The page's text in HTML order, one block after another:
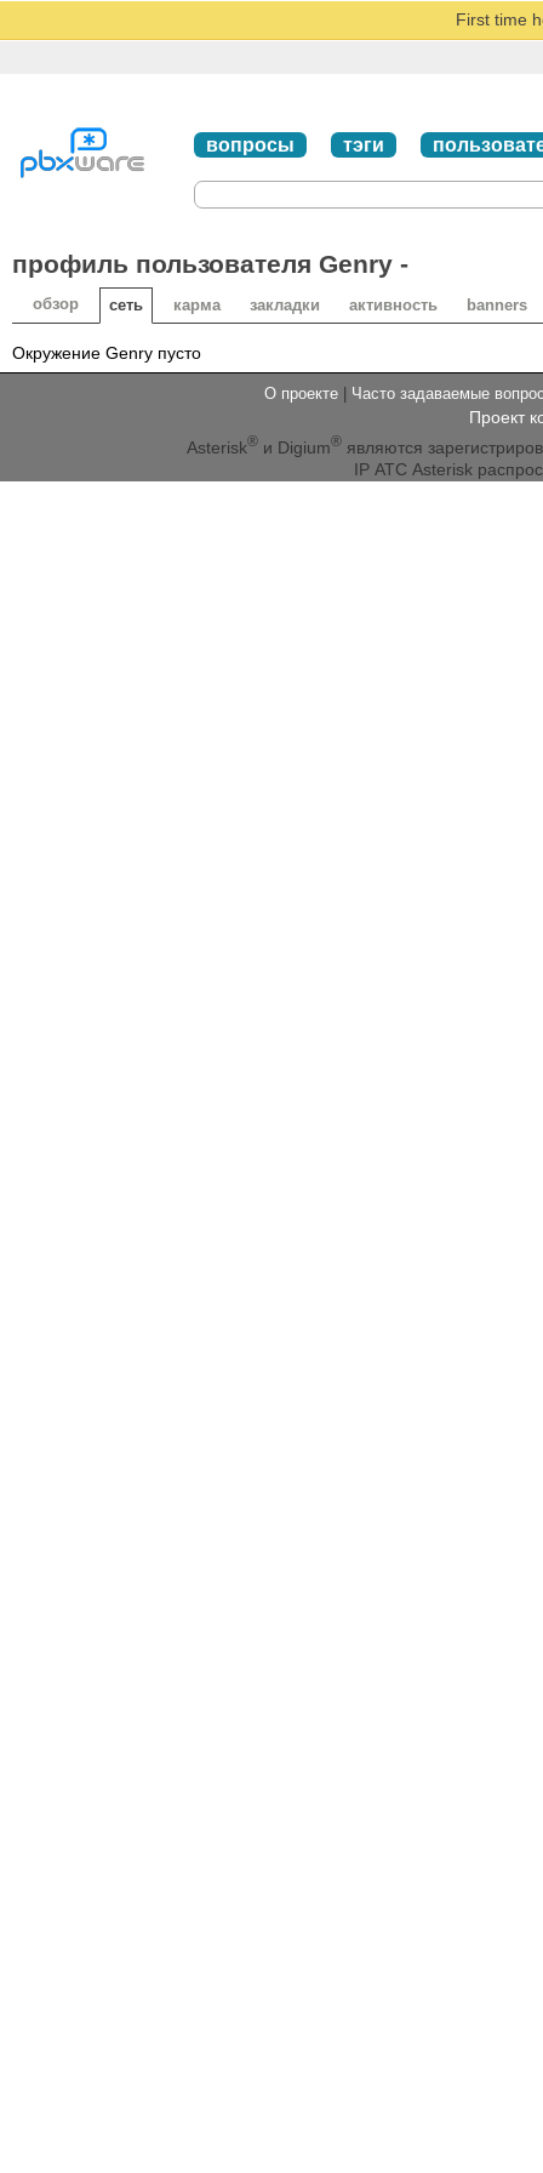
First time
вопросы тэги
профиль пользователя Genry -
обзор сеть карма закладки активность banners
Окружение Genry пусто
О проекте | Часто задаваемые
Проект
Asterisk®и Digium®являются
IP АТС Asterisk